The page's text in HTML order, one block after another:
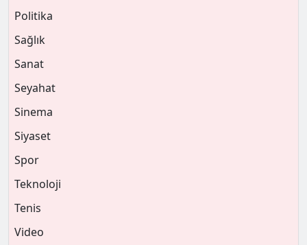
Politika
Sağlık
Sanat
Seyahat
Sinema
Siyaset
Spor
Teknoloji
Tenis
Video